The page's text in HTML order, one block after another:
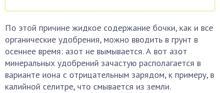
По этой причине жидкое содержание бочки, как и все
органические удобрения, можно вводить в грунт в
осеннее время: азот не вымывается. А вот азот
минеральных удобрений зачастую располагается в
варианте иона с отрицательным зарядом, к примеру, в
калийной селитре, что смывается из земли.